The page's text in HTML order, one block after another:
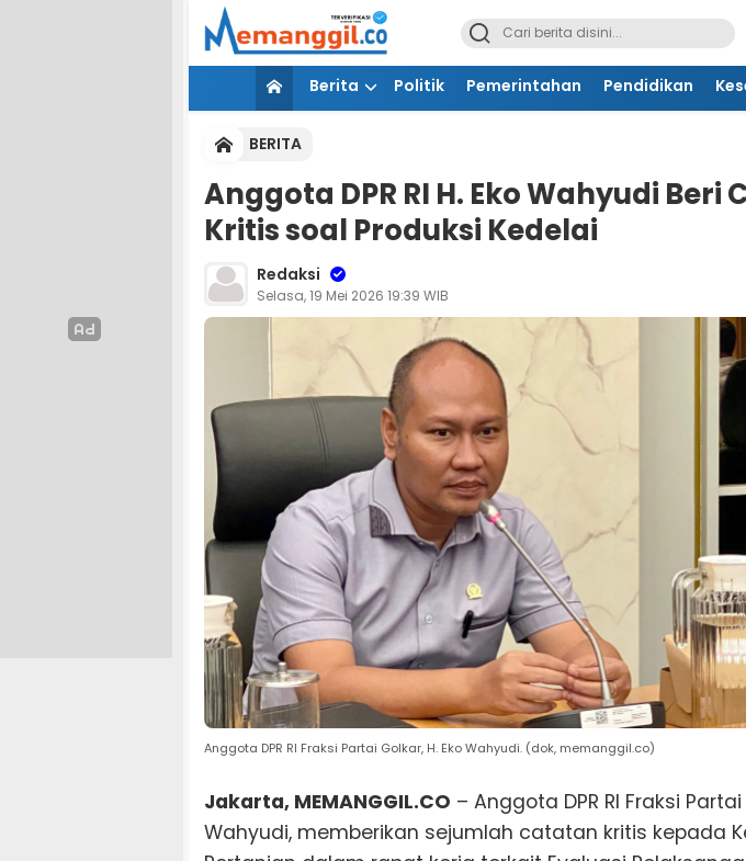
Berita Politik Pemerintahan Pendidikan
BERITA
Anggota DPR RI H. Eko Wahyudi Beri
Kritis soal Produksi Kedelai
Redaksi
Selasa, 19 Mei 2026 19:39 WIB
Anggota DPR RI Fraksi Partai Golkar, H. Eko Wahyudi. (dok, memanggil.co)
Jakarta, MEMANGGIL.CO – Anggota DPR RI Fraksi Partai
Wahyudi, memberikan sejumlah catatan kritis kepada